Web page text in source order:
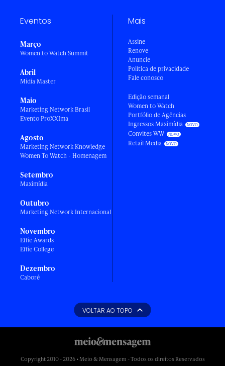
Eventos
Março
Women to Watch Summit
Abril
Mídia Master
Maio
Marketing Network Brasil
Evento ProXXIma
Agosto
Marketing Network Knowledge
Women To Watch - Homenagem
Setembro
Maximídia
Outubro
Marketing Network Internacional
Novembro
Effie Awards
Effie College
Dezembro
Caboré
Mais
Assine
Renove
Anuncie
Política de privacidade
Fale conosco
Edição semanal
Women to Watch
Portfólio de Agências
Ingressos Maximídia
Convites WW
Retail Media
VOLTAR AO TOPO
Copyright 2010 - 2026 • Meio & Mensagem - Todos os direitos Reservados